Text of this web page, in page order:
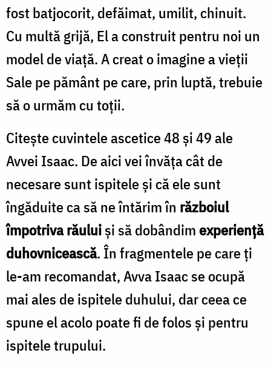
fost batjocorit, defăimat, umilit, chinuit.
Cu multă grijă, El a construit pentru noi un
model de viaţă. A creat o imagine a vieţii
Sale pe pământ pe care, prin luptă, trebuie
să o urmăm cu toţii.
Citeşte cuvintele ascetice 48 şi 49 ale
Avvei Isaac. De aici vei învăţa cât de
necesare sunt ispitele şi că ele sunt
îngăduite ca să ne întărim în războiul
împotriva răuluişi să dobândimexperienţă
duhovnicească. În fragmentele pe care ţi
le-am recomandat, Avva Isaac se ocupă
mai ales de ispitele duhului, dar ceea ce
spune el acolo poate fi de folos şi pentru
ispitele trupului.